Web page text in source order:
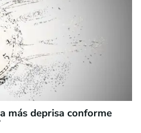
más deprisa conforme